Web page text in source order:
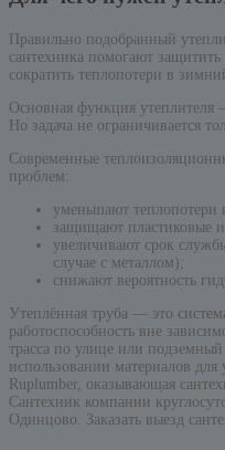
Правильно подобранный
сантехника помогают
сократить теплопотери в
Основная функция утеплителя
Но задача не ограничивается
Современные
проблем:
уменьшают теплопотери
защищают пластиковые и
увеличивают срок
случае с металлом);
снижают вероятность
Утеплённая труба — это
работоспособность вне
трасса по улице или
использовании материалов
Ruplumber, оказывающая
Сантехник компании
Одинцово. Заказать выезд